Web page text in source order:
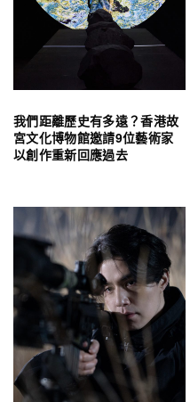
我們距離歷史有多遠？香港故
宮文化博物館邀請9位藝術家
以創作重新回應過去